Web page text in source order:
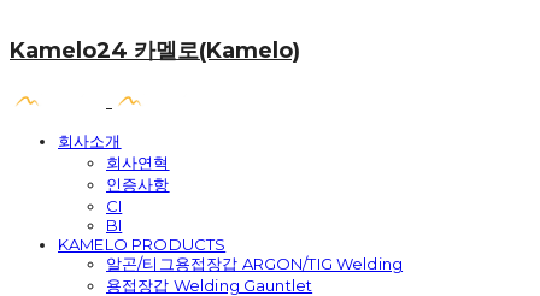
Kamelo24 카멜로(Kamelo)
회사소개
회사연혁
인증사항
CI
BI
KAMELO PRODUCTS
알곤/티그용접장갑 ARGON/TIG Welding
용접장갑 Welding Gauntlet